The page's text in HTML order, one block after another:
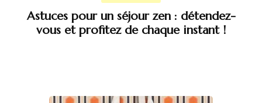
Astuces pour un séjour zen : détendez-
vous et profitez de chaque instant !